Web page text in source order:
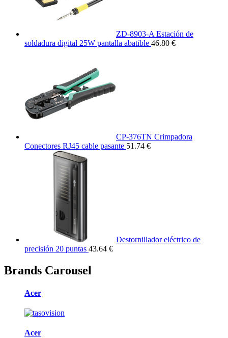
ZD-8903-A Estación de
soldadura digital 25W pantalla abatible 46.80 €
CP-376TN Crimpadora
Conectores RJ45 cable pasante 51.74 €
Destornillador eléctrico de
precisión 20 puntas 43.64 €
Brands Carousel
Acer
Acer